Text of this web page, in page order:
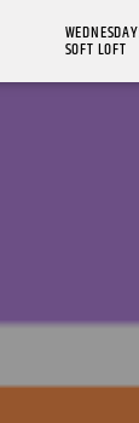
SOFT LOFT